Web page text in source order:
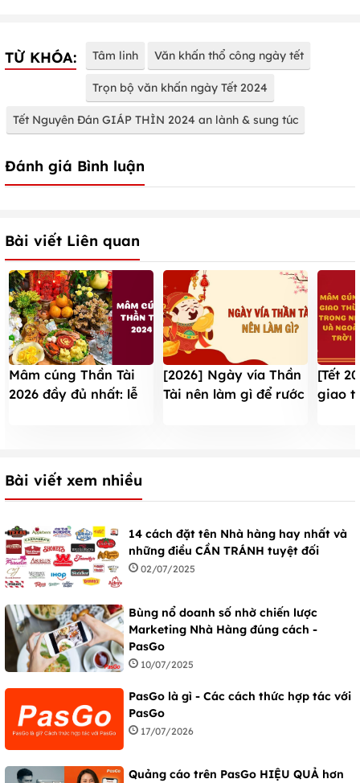
TỪ KHÓA: Tâm linh Văn khấn thổ công ngày tết
Trọn bộ văn khấn ngày Tết 2024
Tết Nguyên Đán GIÁP THÌN 2024 an lành & sung túc
Đánh giá Bình luận
Bài viết Liên quan
Mâm cúng Thần Tài
2026 đầy đủ nhất: lễ
[2026] Ngày vía Thần
Tài nên làm gì để rước
[Tết
giao
Bài viết xem nhiều
14 cách đặt tên Nhà hàng hay nhất và
những điều CẦN TRÁNH tuyệt đối
02/07/2025
Bùng nổ doanh số nhờ chiến lược
Marketing Nhà Hàng đúng cách -
PasGo
10/07/2025
PasGo là gì - Các cách thức hợp tác với
PasGo
17/07/2026
Quảng cáo trên PasGo HIỆU QUẢ hơn